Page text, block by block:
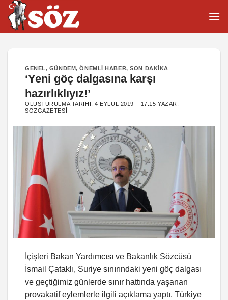
İçeriğe
atla
GENEL, GÜNDEM,ÖNEMLI HABER,SON DAKIKA
‘Yeni göç dalgasına karşı
hazırlıklıyız!’
OLUŞTURULMA TARIHI:4 EYLÜL 2019 – 17:15 YAZAR:
SOZGAZETESI
İçişleri Bakan Yardımcısı ve Bakanlık Sözcüsü
İsmail Çataklı, Suriye sınırındaki yeni göç dalgası
ve geçtiğimiz günlerde sınır hattında yaşanan
provakatif eylemlerle ilgili açıklama yaptı. Türkiye